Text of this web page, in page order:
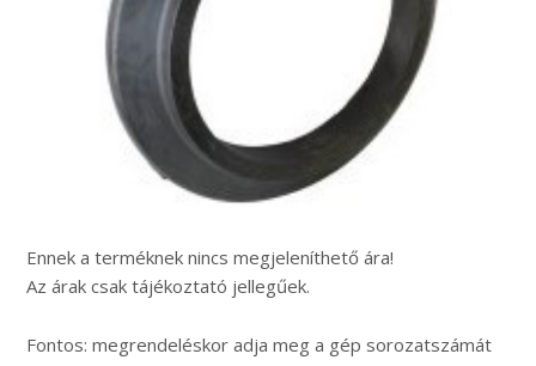
Ennek a terméknek nincs megjeleníthető ára!
Az árak csak tájékoztató jellegűek.
Fontos: megrendeléskor adja meg a gép sorozatszámát